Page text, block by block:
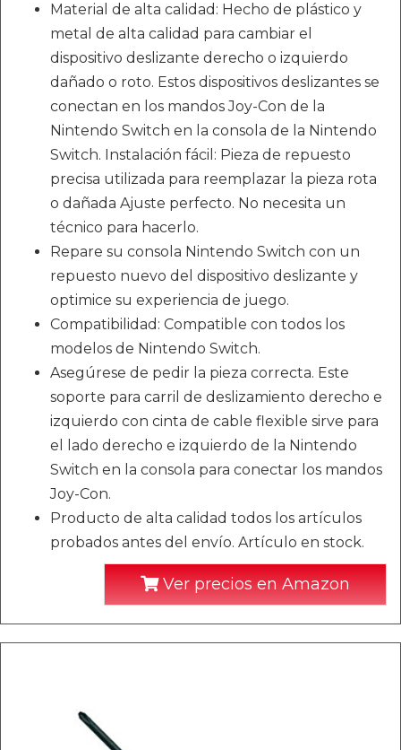
Material de alta calidad: Hecho de plástico y
metal de alta calidad para cambiar el
dispositivo deslizante derecho o izquierdo
dañado o roto. Estos dispositivos deslizantes se
conectan en los mandos Joy-Con de la
Nintendo Switch en la consola de la Nintendo
Switch. Instalación fácil: Pieza de repuesto
precisa utilizada para reemplazar la pieza rota
o dañada Ajuste perfecto. No necesita un
técnico para hacerlo.
Repare su consola Nintendo Switch con un
repuesto nuevo del dispositivo deslizante y
optimice su experiencia de juego.
Compatibilidad: Compatible con todos los
modelos de Nintendo Switch.
Asegúrese de pedir la pieza correcta. Este
soporte para carril de deslizamiento derecho e
izquierdo con cinta de cable flexible sirve para
el lado derecho e izquierdo de la Nintendo
Switch en la consola para conectar los mandos
Joy-Con.
Producto de alta calidad todos los artículos
probados antes del envío. Artículo en stock.
Ver precios en Amazon